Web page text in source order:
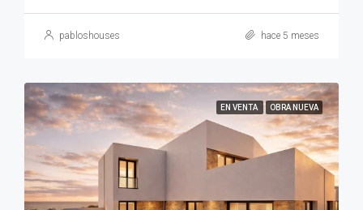
pabloshouses hace 5 meses
EN VENTA OBRA NUEVA